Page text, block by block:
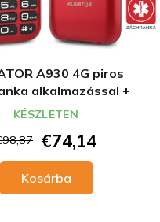
A930 4G piros
alkalmazással +
töltőállvány
€74,14
Kosárba
KÉSZLETEN